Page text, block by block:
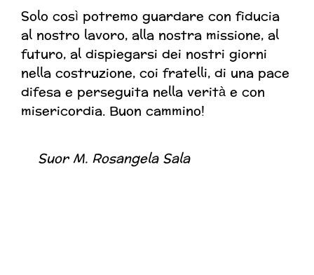
Solo così potremo guardare con fiducia
al nostro lavoro, alla nostra missione, al
futuro, al dispiegarsi dei nostri giorni
nella costruzione, coi fratelli, di una pace
difesa e perseguita nella verità e con
misericordia. Buon cammino!
Suor M. Rosangela Sala